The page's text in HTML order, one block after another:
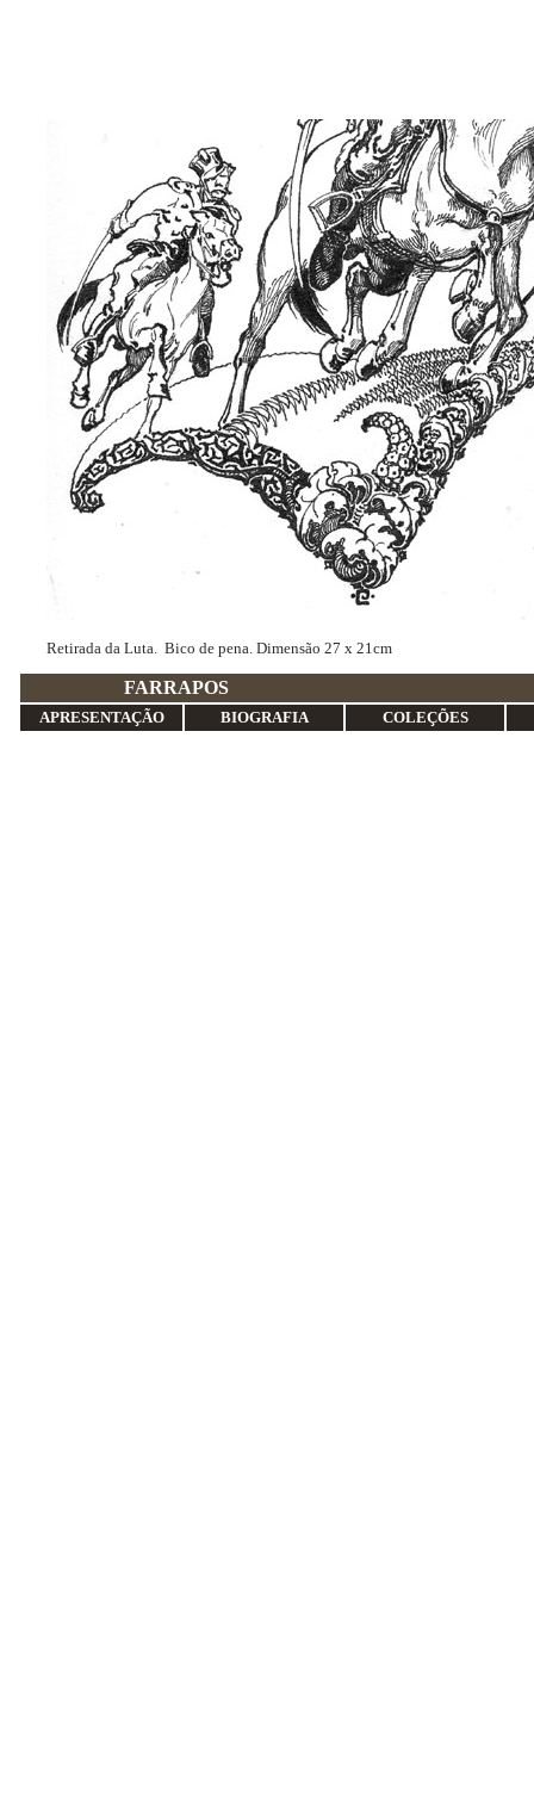
Retirada da Luta. Bico de pena. Dimensão 27 x 21cm
APRESENTAÇÃO BIOGRAFIA COLEÇÕES